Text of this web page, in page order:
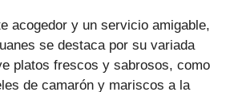
acogedor y un servicio amigable,
se destaca por su variada
platos frescos y sabrosos, como
de camarón y mariscos a la